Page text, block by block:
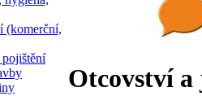
(komerční,
Otcovství a